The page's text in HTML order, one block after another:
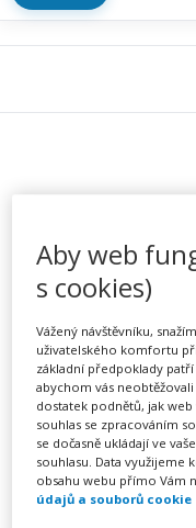
hodinu na
pomoci AI
PořádáZřetel,
TERMÍN
16. 12. 2026
Aby web
s cookies)
Vážený návštěvníku,
uživatelského komfortu
základní předpoklady
abychom vás
dostatek podnětů, jak
souhlas se zpracováním
se dočasně ukládají ve
souhlasu. Data využijeme
obsahu webu přímo Vám
údajů a souborů cookie